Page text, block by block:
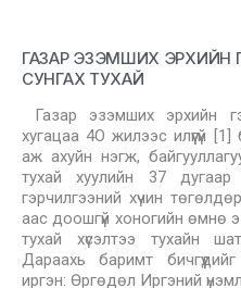
ГАЗАР ЭЗЭМШИХ ЭРХИЙН
СУНГАХ ТУХАЙ
Газар эзэмших эрхийн
хугацаа 4О жилээс илүүгүй
аж ахуйн нэгж,
тухай хуулийн 37
гэрчилгээний хүчин
аас доошгүй хоногийн өмнө
тухай хүсэлтээ тухайн
Дараахь баримт
иргэн: Өргөдөл Иргэний